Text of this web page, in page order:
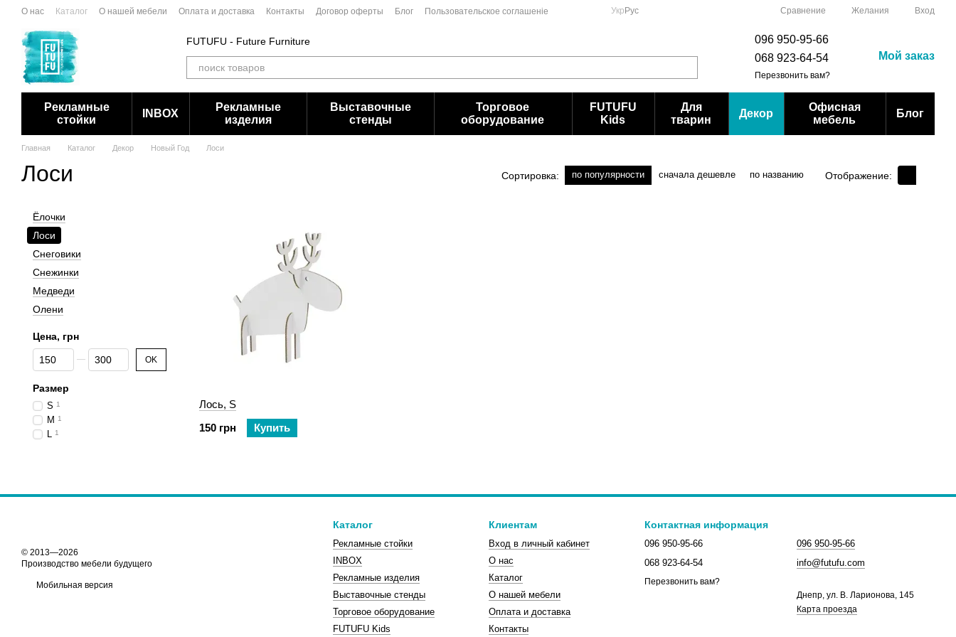
Перейти к основному контенту
О нас Каталог О нашей мебели Оплата и доставка Контакты Договор оферты Блог Пользовательское соглашеніе Укр Рус Сравнение Желания Вход
FUTUFU - Future Furniture
096 950-95-66
068 923-64-54
Перезвонить вам?
Мой заказ
Рекламные
стойки
INBOX
Рекламные
изделия
Выставочные
стенды
Торговое
оборудование
FUTUFU
Kids
Для
тварин
Декор
Офисная
мебель
Блог
Главная Каталог Декор Новый Год Лоси
Лоси Сортировка: по популярности сначала дешевле по названию Отображение:
Лось, S
150 грн
Купить
Ёлочки
Лоси
Снеговики
Снежинки
Медведи
Олени
Цена, грн
От Цена, грн
До Цена, грн OK
Размер
S 1
M 1
L 1
© 2013—2026
Производство мебели будущего
Мобильная версия
Каталог
Рекламные стойки
INBOX
Рекламные изделия
Выставочные стенды
Торговое оборудование
FUTUFU Kids
Клиентам
Вход в личный кабинет
О нас
Каталог
О нашей мебели
Оплата и доставка
Контакты
Контактная информация
096 950-95-66
068 923-64-54
Перезвонить вам?
096 950-95-66
info@futufu.com
Днепр, ул. В. Ларионова, 145
Карта проезда